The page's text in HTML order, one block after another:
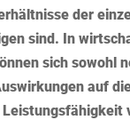
der
sind. In
sich sowohl
auf